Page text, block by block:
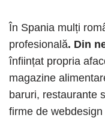
În Spania mulți
profesională. Din
înființat propria
magazine
baruri, restaurante
firme de